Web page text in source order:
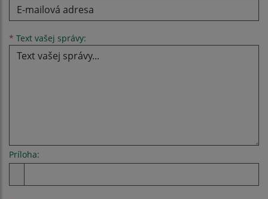
* Text vašej správy:
Príloha: